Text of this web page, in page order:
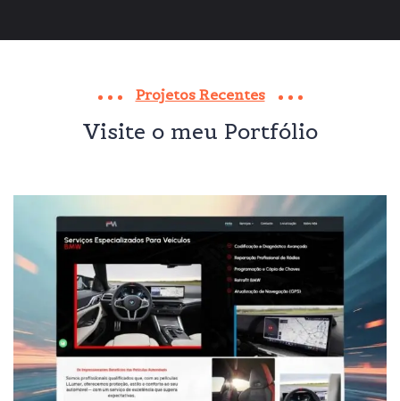
Projetos Recentes
Visite o meu Portfólio